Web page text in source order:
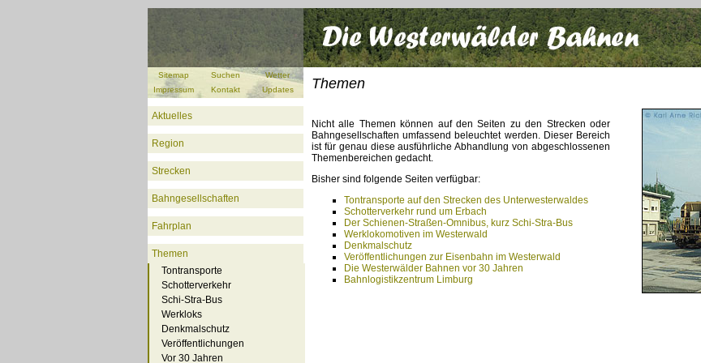
Sitemap Suchen
Wetter
Impressum
Kontakt Updates
Aktuelles
Region
Strecken
Bahngesellschaften
Fahrplan
Themen
Tontransporte
Schotterverkehr
Schi-Stra-Bus
Werkloks
Denkmalschutz
Veröffentlichungen
Vor 30 Jahren
Themen
Nicht alle Themen können auf den Seiten zu den Strecken oder
Bahngesellschaften umfassend beleuchtet werden. Dieser Bereich
ist für genau diese ausführliche Abhandlung von abgeschlossenen
Themenbereichen gedacht.
Bisher sind folgende Seiten verfügbar:
Tontransporte auf den Strecken des Unterwesterwaldes
Schotterverkehr rund um Erbach
Der Schienen-Straßen-Omnibus, kurz Schi-Stra-Bus
Werklokomotiven im Westerwald
Denkmalschutz
Veröffentlichungen zur Eisenbahn im Westerwald
Die Westerwälder Bahnen vor 30 Jahren
Bahnlogistikzentrum Limburg